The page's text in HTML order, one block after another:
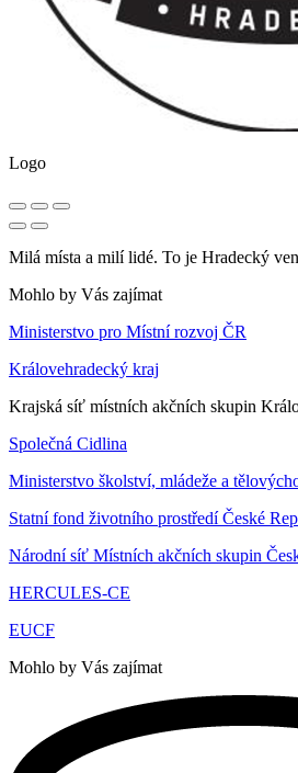
Logo
Milá místa a milí lidé. To je Hradecký
Mohlo by Vás zajímat
Ministerstvo pro Místní rozvoj ČR
Královehradecký kraj
Krajská síť místních akčních skupin
Společná Cidlina
Ministerstvo školství, mládeže a
Statní fond životního prostředí České
Národní síť Místních akčních skupin
HERCULES-CE
EUCF
Mohlo by Vás zajímat